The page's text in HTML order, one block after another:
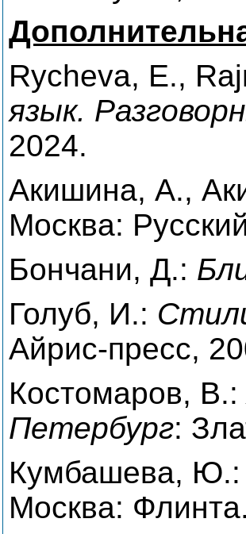
Rycheva, E.,
язык.
2024.
Акишина, А.,
Москва:
Бончани, Д.:
Голуб, И.:
Айрис-пресс,
Костомаров, В.:
Петербург:
Кумбашева, Ю.:
Москва: